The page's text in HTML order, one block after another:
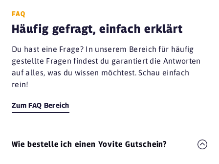
FAQ
Häufig gefragt, einfach erklärt
Du hast eine Frage? In unserem Bereich für häufig
gestellte Fragen findest du garantiert die Antworten
auf alles, was du wissen möchtest. Schau einfach
rein!
Zum FAQ Bereich
Wie bestelle ich einen Yovite Gutschein?